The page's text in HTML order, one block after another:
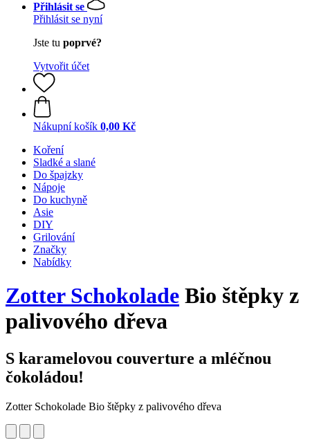
Přihlásit se
Přihlásit se nyní
Jste tu poprvé?
Vytvořit účet
Nákupní košík 0,00 Kč
Koření
Sladké a slané
Do špajzky
Nápoje
Do kuchyně
Asie
DIY
Grilování
Značky
Nabídky
Zotter Schokolade Bio štěpky z
palivového dřeva
S karamelovou couverture a mléčnou
čokoládou!
Zotter Schokolade Bio štěpky z palivového dřeva